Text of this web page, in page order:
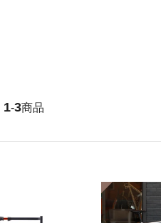
1-3商品